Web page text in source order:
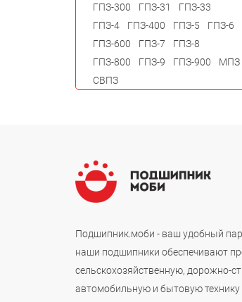
ГПЗ-300
ГПЗ-31
ГПЗ-33
ГПЗ-4
ГПЗ-400 ГПЗ-5
ГПЗ-6
ГПЗ-600
ГПЗ-7
ГПЗ-8
ГПЗ-800
ГПЗ-9 ГПЗ-900
МПЗ
СВПЗ
Подшипник.моби - ваш удобный
наши подшипники обеспечивают
сельскохозяйственную, дорожно-
автомобильную и бытовую технику